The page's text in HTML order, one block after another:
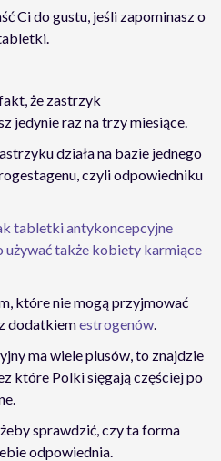
Ci do gustu, jeśli zapominasz o
że zastrzyk
jedynie raz na trzy miesiące.
działa na bazie jednego
czyli odpowiedniku
tabletki antykoncepcyjne
używać także kobiety karmiące
które nie mogą przyjmować
dodatkiemestrogenów.
ma wiele plusów, to znajdzie
które Polki sięgają częściej po
sprawdzić, czy ta forma
odpowiednia.